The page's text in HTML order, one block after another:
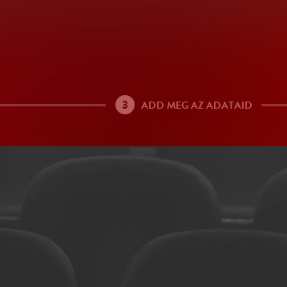
3 ADD MEG AZ ADATAID